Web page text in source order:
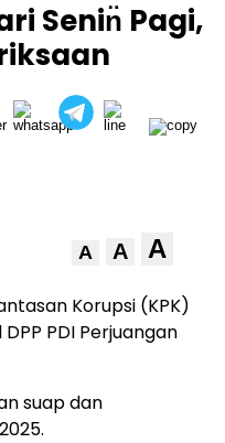
Senin̈ Pagi,
A A A
Korupsi (KPK)
PDI Perjuangan
suap dan